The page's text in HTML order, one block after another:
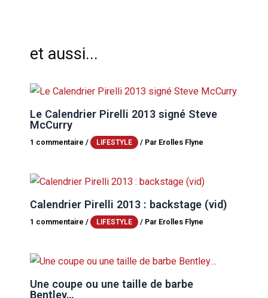
et aussi...
Le Calendrier Pirelli 2013 signé Steve
McCurry
1 commentaire / LIFESTYLE / Par Erolles Flyne
Calendrier Pirelli 2013 : backstage (vid)
1 commentaire / LIFESTYLE / Par Erolles Flyne
Une coupe ou une taille de barbe
Bentley…